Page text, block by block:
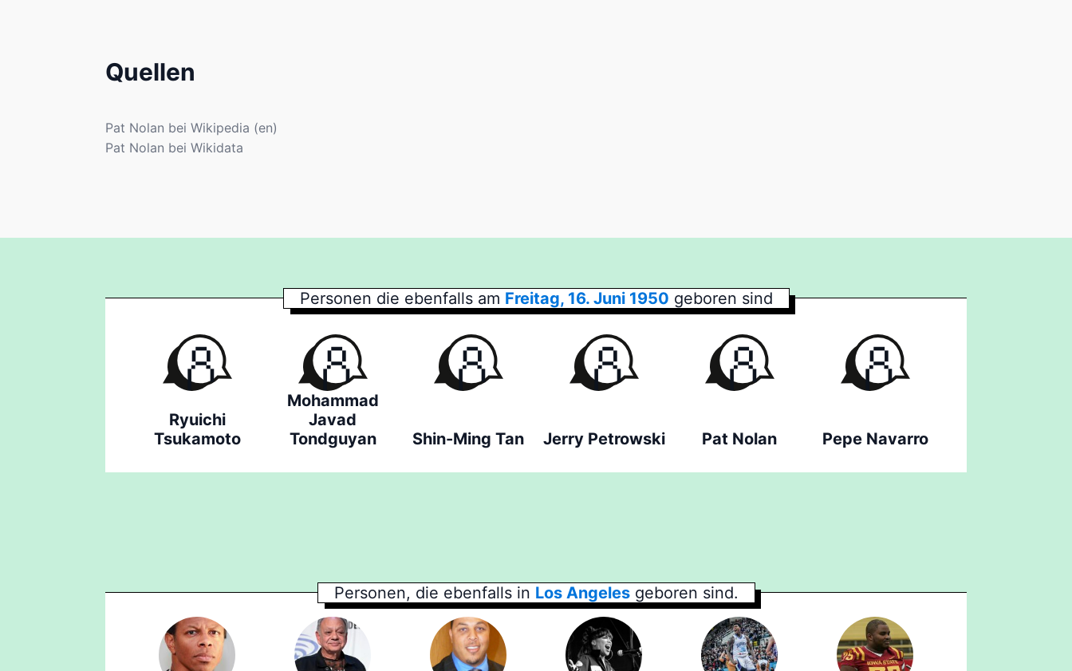
Quellen
Pat Nolan bei Wikipedia (en)
Pat Nolan bei Wikidata
Personen die ebenfalls am Freitag, 16. Juni 1950 geboren sind
Ryuichi
Tsukamoto
Mohammad
Javad
Tondguyan
Shin-Ming Tan Jerry Petrowski Pat Nolan Pepe Navarro
Personen, die ebenfalls in Los Angeles geboren sind.